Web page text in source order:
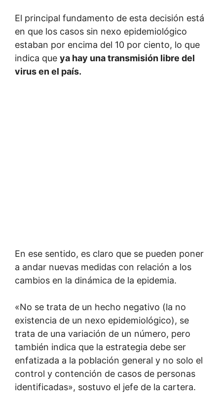
El principal fundamento de esta decisión está
en que los casos sin nexo epidemiológico
estaban por encima del 10 por ciento, lo que
indica que ya hay una transmisión libre del
virus en el país.
En ese sentido, es claro que se pueden poner
a andar nuevas medidas con relación a los
cambios en la dinámica de la epidemia.
«No se trata de un hecho negativo (la no
existencia de un nexo epidemiológico), se
trata de una variación de un número, pero
también indica que la estrategia debe ser
enfatizada a la población general y no solo el
control y contención de casos de personas
identificadas», sostuvo el jefe de la cartera.